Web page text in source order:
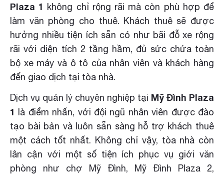
Plaza 1 không chỉ rộng rãi mà còn phù hợp để
làm văn phòng cho thuê. Khách thuê sẽ được
hưởng nhiều tiện ích sẵn có như bãi đỗ xe rộng
rãi với diện tích 2 tầng hầm, đủ sức chứa toàn
bộ xe máy và ô tô của nhân viên và khách hàng
đến giao dịch tại tòa nhà.
Dịch vụ quản lý chuyên nghiệp tại Mỹ Đình Plaza
1 là điểm nhấn, với đội ngũ nhân viên được đào
tạo bài bản và luôn sẵn sàng hỗ trợ khách thuê
một cách tốt nhất. Không chỉ vậy, tòa nhà còn
lân cận với một số tiện ích phục vụ giới văn
phòng như chợ Mỹ Đình, Mỹ Đình Plaza 2,